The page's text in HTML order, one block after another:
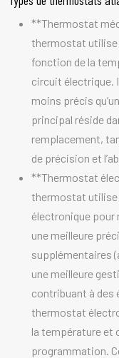
**Thermostat
thermostat utilise
fonction de la
circuit électrique.
moins précis
principal réside
remplacement,
de précision et
**Thermostat
thermostat utilise
électronique pour
une meilleure
supplémentaires
une meilleure
contribuant à
thermostat
la température et
programmation.